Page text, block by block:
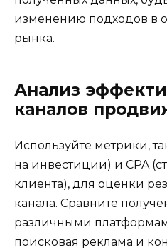
изменению подходов в
рынка.
Анализ
каналов
Используйте метрики,
на инвестиции) и CPA
клиента), для оценки
канала. Сравните
различными
поисковая реклама и